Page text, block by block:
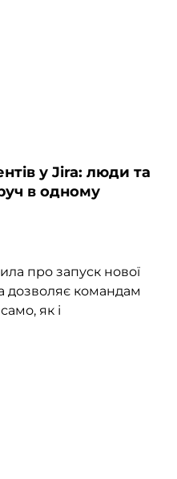
у Jira: люди та
в одному
про запуск нової
дозволяє командам
як і